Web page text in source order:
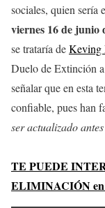
sociales, quien sería
viernes 16 de junio
se trataría deKeving
Duelo de Extinción a
señalar que en esta
confiable, pues han
ser actualizado
TE PUEDE
ELIMINACIÓN en